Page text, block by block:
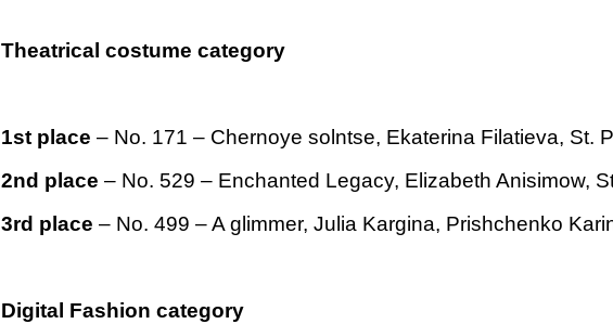
Theatrical costume category
1st place – No. 171 – Chernoye solntse, Ekaterina Filatieva, St.
2nd place – No. 529 – Enchanted Legacy, Elizabeth Anisimow,
3rd place – No. 499 –A glimmer, Julia Kargina, Prishchenko
Digital Fashion category